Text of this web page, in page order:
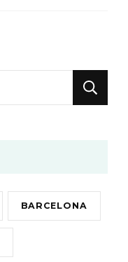
BARCELONA